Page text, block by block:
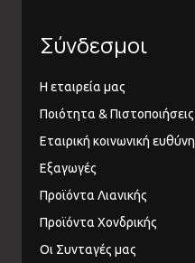
Σύνδεσμοι
Η εταιρεία μας
Ποιότητα & Πιστοποιήσεις
Εταιρική κοινωνική ευθύνη
Εξαγωγές
Προϊόντα Λιανικής
Προϊόντα Χονδρικής
Οι Συνταγές μας